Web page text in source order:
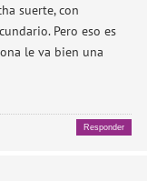
suerte, con
Pero eso es
le va bien una
Responder